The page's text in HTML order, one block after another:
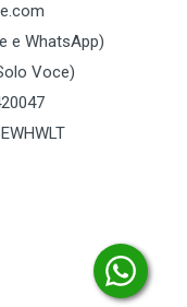
e WhatsApp)
Voce)